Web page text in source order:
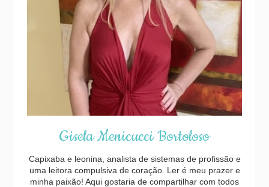
Gisela Menicucci Bortoloso
Capixaba e leonina, analista de sistemas de profissão e
uma leitora compulsiva de coração. Ler é meu prazer e
minha paixão! Aqui gostaria de compartilhar com todos